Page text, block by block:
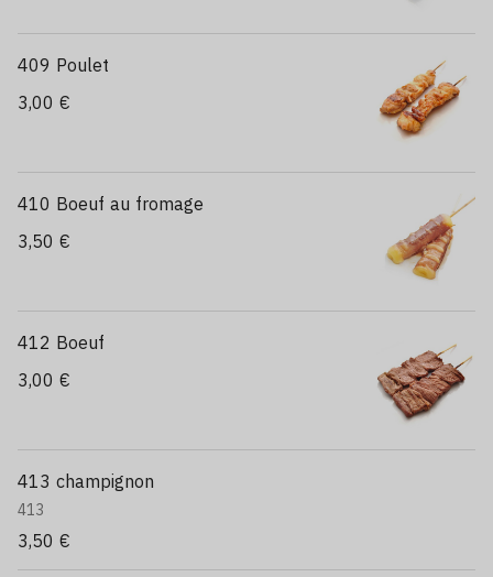
409 Poulet
3,00 €
410 Boeuf au fromage
3,50 €
412 Boeuf
3,00 €
413 champignon
413
3,50 €